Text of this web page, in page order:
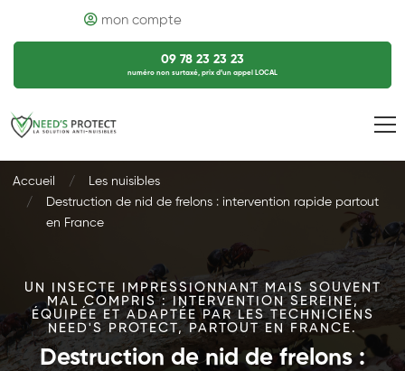
mon compte
09 78 23 23 23
numéro non surtaxé, prix d’un appel LOCAL
Accueil
Les nuisibles
Destruction de nid de frelons : intervention rapide partout
en France
UN INSECTE IMPRESSIONNANT MAIS SOUVENT
MAL COMPRIS : INTERVENTION SEREINE,
ÉQUIPÉE ET ADAPTÉE PAR LES TECHNICIENS
NEED'S PROTECT, PARTOUT EN FRANCE.
Destruction de nid de frelons :